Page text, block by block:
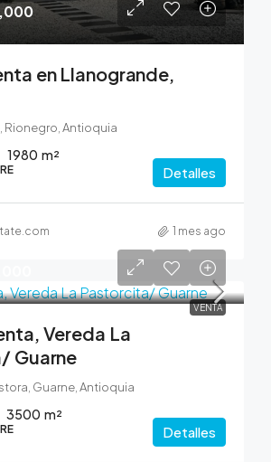
en Llanogrande,
Rionegro, Antioquia
1980 m²
Detalles
1 mes ago
VENTA
Vereda La
Guarne
Guarne, Antioquia
3500 m²
Detalles